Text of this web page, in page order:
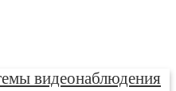
видеонаблюдения